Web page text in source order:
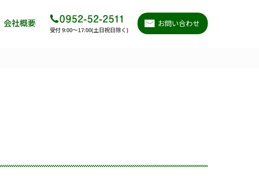
お問い合わせ
受付 9:00～17:00(土日祝日除く)
会社概要